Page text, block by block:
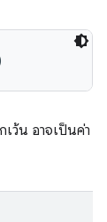
ว้น อาจเป็นค่า